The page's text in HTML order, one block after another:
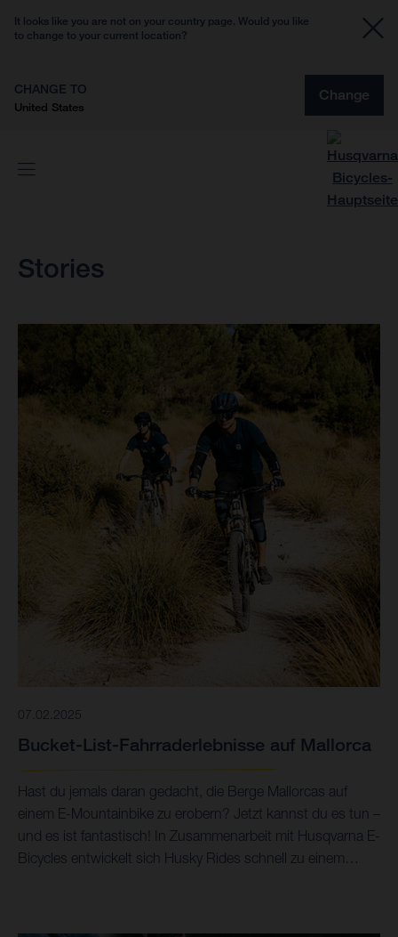
It looks like you are not on your country page. Would you like
to change to your current location?
CHANGE TO
United States
Change
Stories
07.02.2025
Bucket-List-Fahrraderlebnisse auf Mallorca
Hast du jemals daran gedacht, die Berge Mallorcas auf
einem E-Mountainbike zu erobern? Jetzt kannst du es tun –
und es ist fantastisch! In Zusammenarbeit mit Husqvarna E-
Bicycles entwickelt sich Husky Rides schnell zu einem